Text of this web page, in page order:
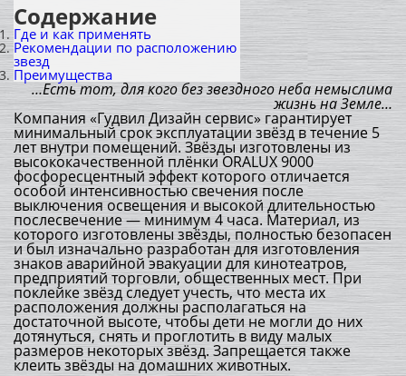
Содержание
Где и как применять
Рекомендации по расположению
звезд
Преимущества
…Есть тот, для кого без звездного неба немыслима
жизнь на Земле…
Компания «Гудвил Дизайн сервис» гарантирует
минимальный срок эксплуатации звёзд в течение 5
лет внутри помещений. Звёзды изготовлены из
высококачественной плёнки ORALUX 9000
фосфоресцентный эффект которого отличается
особой интенсивностью свечения после
выключения освещения и высокой длительностью
послесвечение — минимум 4 часа. Материал, из
которого изготовлены звёзды, полностью безопасен
и был изначально разработан для изготовления
знаков аварийной эвакуации для кинотеатров,
предприятий торговли, общественных мест. При
поклейке звёзд следует учесть, что места их
расположения должны располагаться на
достаточной высоте, чтобы дети не могли до них
дотянуться, снять и проглотить в виду малых
размеров некоторых звёзд. Запрещается также
клеить звёзды на домашних животных.